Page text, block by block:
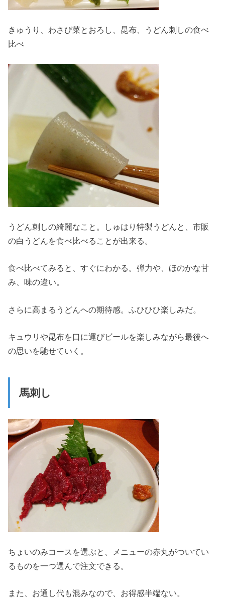
きゅうり、わさび菜とおろし、昆布、うどん刺しの食べ
比べ
うどん刺しの綺麗なこと。しゅはり特製うどんと、市販
の白うどんを食べ比べることが出来る。
食べ比べてみると、すぐにわかる。弾力や、ほのかな甘
み、味の違い。
さらに高まるうどんへの期待感。ふひひひ楽しみだ。
キュウリや昆布を口に運びビールを楽しみながら最後へ
の思いを馳せていく。
馬刺し
ちょいのみコースを選ぶと、メニューの赤丸がついてい
るものを一つ選んで注文できる。
また、お通し代も混みなので、お得感半端ない。